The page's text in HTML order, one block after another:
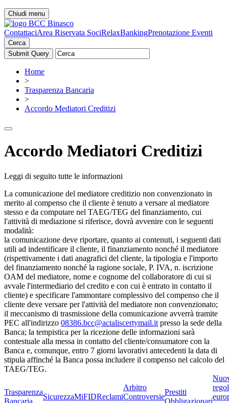
Chiudi menu
ContattaciArea Riservata SociRelaxBankingPrenotazione Eventi
Cerca
Home
>
Trasparenza Bancaria
>
Accordo Mediatori Creditizi
Accordo Mediatori Creditizi
Leggi di seguito tutte le informazioni
La comunicazione del mediatore creditizio non convenzionato in
merito al compenso che il cliente è tenuto a versare al mediatore
stesso e da computare nel TAEG/TEG del finanziamento, cui
l'attività di mediazione si riferisce, dovrà avvenire con le seguenti
modalità:
la comunicazione deve riportare, quanto ai contenuti, i seguenti dati
utili ad indentificare il cliente, il finanziamento nonché il mediatore
(rispettivamente i dati anagrafici del cliente, la tipologia e l'importo
del finanziamento nonché la ragione sociale, P. IVA, n. iscrizione
OAM del mediatore, nome e cognome del collaboratore di cui si
avvale l'intermediario del credito e con cui è entrato in contatto il
cliente) e specificare l'ammontare complessivo del compenso che il
cliente deve versare per l'attività del mediatore non convenzionato;
il meccanismo di trasmissione della comunicazione avverrà tramite
PEC all'indirizzo 08386.bcc@actaliscertymail.it presso la sede della
Banca; la tempistica per la ricezione delle informazioni sarà
contestuale alla messa in contatto del cliente/consumatore con la
Banca e, comunque, entro 7 giorni lavorativi antecedenti la data di
stipula affinché la Banca possa includere il compenso nel calcolo del
TAEG/TEG.
Trasparenza
Bancaria
SicurezzaMiFIDReclami
Arbitro
Controversie
Prestiti
Obbligazionari